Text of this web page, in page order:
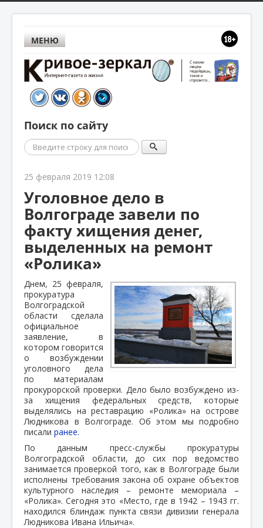
МЕНЮ
Поиск по сайту
Поиск
25 февраля 2019 12:08
Уголовное дело в
Волгограде завели по
факту хищения денег,
выделенных на ремонт
«Ролика»
Днем, 25 февраля,
прокуратура
Волгоградской
области сделала
официальное
заявление, в
котором говорится
о возбуждении
уголовного дела
по материалам
прокурорской проверки. Дело было возбуждено из-
за хищения федеральных средств, которые
выделялись на реставрацию «Ролика» на острове
Людникова в Волгограде. Об этом мы подробно
писали ранее.
По данным пресс-службы прокуратуры
Волгоградской области, до сих пор ведомство
занимается проверкой того, как в Волгограде были
исполнены требования закона об охране объектов
культурного наследия – ремонте мемориала –
«Ролика». Сегодня это «Место, где в 1942 – 1943 гг.
находился блиндаж пункта связи дивизии генерала
Людникова Ивана Ильича».